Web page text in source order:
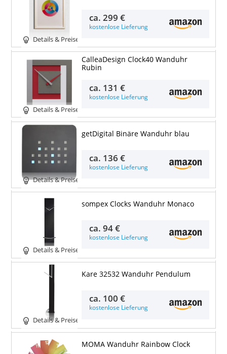
Details & Preise
ca.299 €
kostenlose Lieferung
Details & Preise
CalleaDesign Clock40 Wanduhr
Rubin
ca. 131 €
kostenlose Lieferung
Details & Preise
getDigital Binäre Wanduhr blau
ca. 136 €
kostenlose Lieferung
Details & Preise
sompex Clocks Wanduhr Monaco
ca.94 €
kostenlose Lieferung
Details & Preise
Kare 32532 Wanduhr Pendulum
ca. 100 €
kostenlose Lieferung
MOMA Wanduhr Rainbow Clock